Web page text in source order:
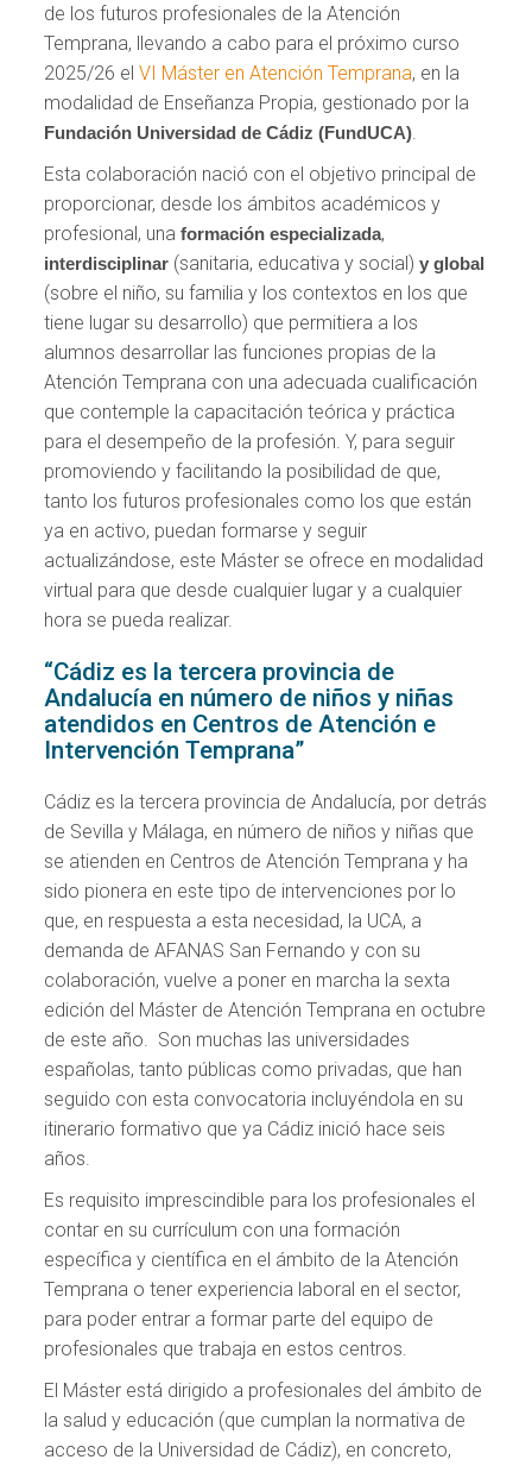
de los futuros profesionales de la Atención
Temprana, llevando a cabo para el próximo curso
2025/26 elVI Máster en Atención Temprana, en la
modalidad de Enseñanza Propia, gestionado por la
Fundación Universidad de Cádiz (FundUCA)
Esta colaboración nació con el objetivo principal de
proporcionar, desde los ámbitos académicos y
profesional, unaformación especializada,
interdisciplinar (sanitaria, educativa y social)y global
(sobre el niño, su familia y los contextos en los que
tiene lugar su desarrollo) que permitiera a los
alumnos desarrollar las funciones propias de la
Atención Temprana con una adecuada cualificación
que contemple la capacitación teórica y práctica
para el desempeño de la profesión. Y, para seguir
promoviendo y facilitando la posibilidad de que,
tanto los futuros profesionales como los que están
ya en activo, puedan formarse y seguir
actualizándose, este Máster se ofrece en modalidad
virtual para que desde cualquier lugar y a cualquier
hora se pueda realizar.
“Cádiz es la tercera provincia de
Andalucía en número de niños y niñas
atendidos en Centros de Atención e
Intervención Temprana”
Cádiz es la tercera provincia de Andalucía, por detrás
de Sevilla y Málaga, en número de niños y niñas que
se atienden en Centros de Atención Temprana y ha
sido pionera en este tipo de intervenciones por lo
que, en respuesta a esta necesidad, la UCA, a
demanda de AFANAS San Fernando y con su
colaboración, vuelve a poner en marcha la sexta
edición del Máster de Atención Temprana en octubre
de este año. Son muchas las universidades
españolas, tanto públicas como privadas, que han
seguido con esta convocatoria incluyéndola en su
itinerario formativo que ya Cádiz inició hace seis
años.
Es requisito imprescindible para los profesionales el
contar en su currículum con una formación
específica y científica en el ámbito de la Atención
Temprana o tener experiencia laboral en el sector,
para poder entrar a formar parte del equipo de
profesionales que trabaja en estos centros.
El Máster está dirigido a profesionales del ámbito de
la salud y educación (que cumplan la normativa de
acceso de la Universidad de Cádiz), en concreto,